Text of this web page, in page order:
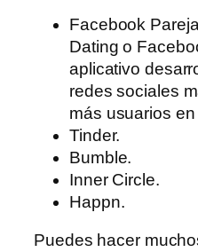
Facebook
Dating o
aplicativo
redes sociales
más usuarios
Tinder.
Bumble.
Inner Circle.
Happn.
Puedes hacer